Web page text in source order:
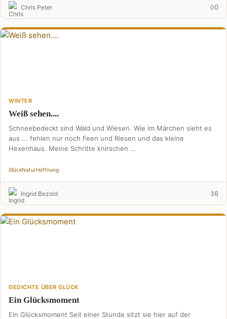
Chris Peter 00
WINTER
Weiß sehen....
Schneebedeckt sind Wald und Wiesen. Wie im Märchen sieht es
aus ... fehlen nur noch Feen und Riesen und das kleine
Hexenhaus. Meine Schritte knirschen …
GlückNaturHoffnung
Ingrid Bezold 36
GEDICHTE ÜBER GLÜCK
Ein Glücksmoment
Ein Glücksmoment Seit einer Stunde sitzt sie hier auf der